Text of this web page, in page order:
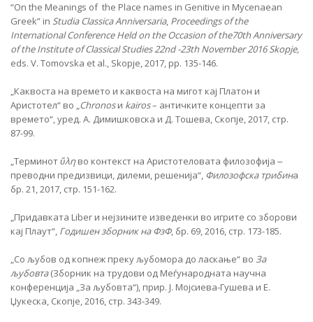
“On the Meanings of the Place names in Genitive in Mycenaean
Greek” in Studia Classica Anniversaria, Proceedings of the
International Conference Held on the Occasion of the70th Anniversary
of the Institute of Classical Studies 22nd -23th November 2016 Skopje,
eds. V. Tomovska et al., Skopje, 2017, pp. 135-146.
„Каквоста на времето и каквоста на мигот кај Платон и
Аристотел“ во „Chronosи kairos– античките концепти за
времето“, уред. А. Димишковска и Д. Тошева, Скопје, 2017, стр.
87-99.
„Терминотὕλη во контекст на Аристотеловата филозофија ‒
преводни предизвици, дилеми, решенија“, Филозофска трибина
бр. 21, 2017, стр. 151-162.
„Придавката Liber и нејзините изведенки во игрите со зборови
кај Плаут“, Годишен зборник на ФзФ, бр. 69, 2016, стр. 173-185.
„Со љубов од копнеж преку љубомора до ласкање“ во За
љубовта(Зборник на трудови од Меѓународната научна
конференција „За љубовта“), прир. Ј. Мојсиева-Гушева и Е.
Џукеска, Скопје, 2016, стр. 343-349.